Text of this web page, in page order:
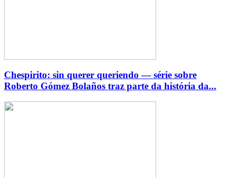
Chespirito: sin querer queriendo — série sobre
Roberto Gómez Bolaños traz parte da história da...